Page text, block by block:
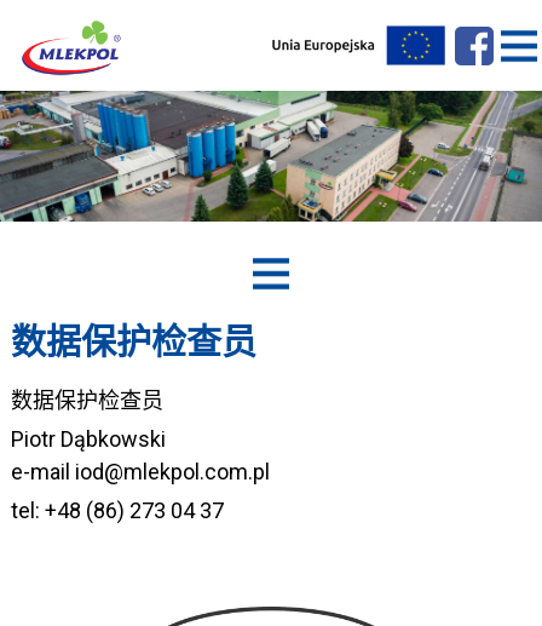
数据保护检查员
数据保护检查员
Piotr Dąbkowski
e-mail iod@mlekpol.com.pl
tel: +48 (86) 273 04 37